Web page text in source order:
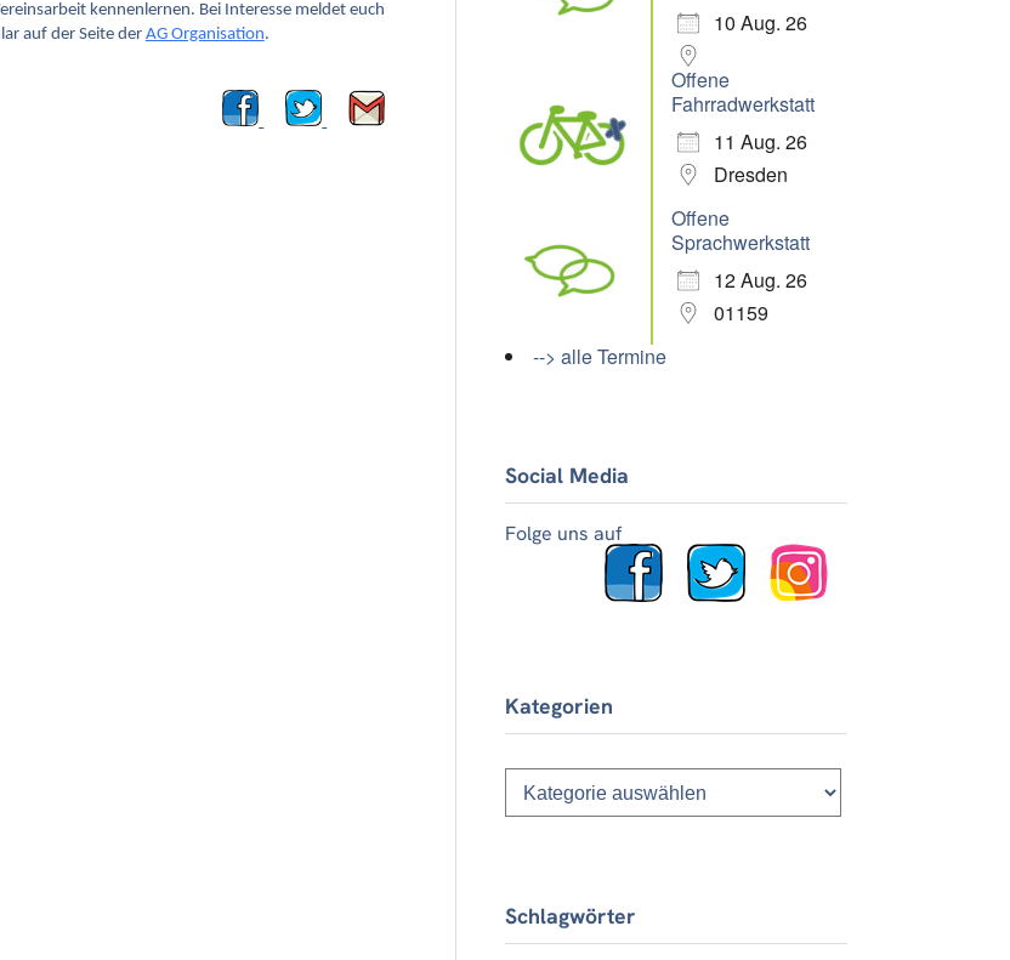
kennenlernen. Bei Interesse meldet euch
auf der Seite der AG Organisation.
10 Aug. 26
Offene
Fahrradwerkstatt
11 Aug. 26
Dresden
Offene
Sprachwerkstatt
12 Aug. 26
01159
--> alle Termine
Social Media
Folge uns auf
Kategorien
Kategorien
Schlagwörter